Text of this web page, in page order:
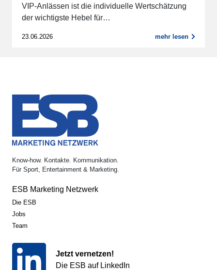
VIP-Anlässen ist die individuelle Wertschätzung
der wichtigste Hebel für…
23.06.2026 mehr lesen
Know-how. Kontakte. Kommunikation.
Für Sport, Entertainment & Marketing.
ESB Marketing Netzwerk
Die ESB
Jobs
Team
Jetzt vernetzen!
Die ESB auf LinkedIn